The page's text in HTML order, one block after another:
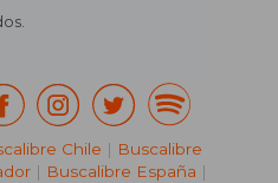
Chile | Buscalibre
| Buscalibre España |